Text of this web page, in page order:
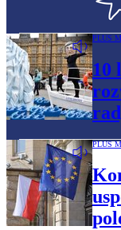
oczach USA
PLUS
10
PLUS